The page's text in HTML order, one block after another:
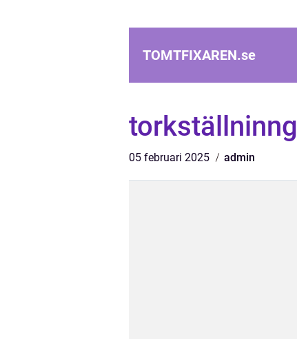
TOMTFIXAREN.se
torkställninng
05 februari 2025 admin